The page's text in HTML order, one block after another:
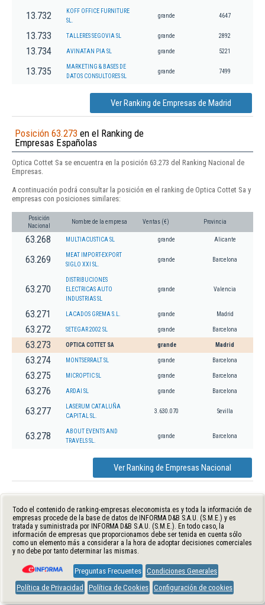
13.732
KOFF OFFICE FURNITURE
SL.
grande 4647
13.733 TALLERES SEGOVIA SL grande 2892
13.734 AVINATAN PIA SL grande 5221
13.735
MARKETING & BASES DE
DATOS CONSULTORES SL
grande 7499
Ver Ranking de Empresas de Madrid
Posición 63.273 en el Ranking de
Empresas Españolas
Optica Cottet Sa se encuentra en la posición 63.273 del Ranking Nacional de
Empresas.
A continuación podrá consultar la posición en el ranking de Optica Cottet Sa y
empresas con posiciones similares:
Posición
Nacional
Nombre de la empresa Ventas (€) Provincia
63.268 MULTIACUSTICA SL grande Alicante
63.269
MEAT IMPORT-EXPORT
SIGLO XXI SL.
grande Barcelona
63.270
DISTRIBUCIONES
ELECTRICAS AUTO
INDUSTRIAS SL
grande Valencia
63.271 LACADOS GREMA S.L. grande Madrid
63.272 SETEGAR 2002 SL grande Barcelona
63.273 OPTICA COTTET SA grande Madrid
63.274 MONTSERRALT SL grande Barcelona
63.275 MICROPTIC SL grande Barcelona
63.276 ARDAI SL grande Barcelona
63.277
LASERUM CATALUÑA
CAPITAL SL.
3.630.070 Sevilla
63.278
ABOUT EVENTS AND
TRAVELS SL.
grande Barcelona
Ver Ranking de Empresas Nacional
Todo el contenido de ranking-empresas.eleconomista.es y toda la información de
empresas procede de la base de datos de INFORMA D&B S.A.U. (S.M.E.) y es
tratada y suministrada por INFORMA D&B S.A.U. (S.M.E.). En todo caso, la
información de empresas que proporcionamos debe ser tenida en cuenta sólo
como un elemento más a considerar a la hora de adoptar decisiones comerciales
y no debe por tanto determinar las mismas.
Preguntas Frecuentes Condiciones Generales
Política de Privacidad
Política de Cookies Configuración de cookies